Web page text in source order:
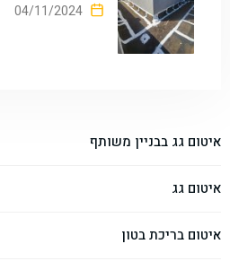
איטום גג בבניין משותף
איטום גג
איטום בריכת בטון